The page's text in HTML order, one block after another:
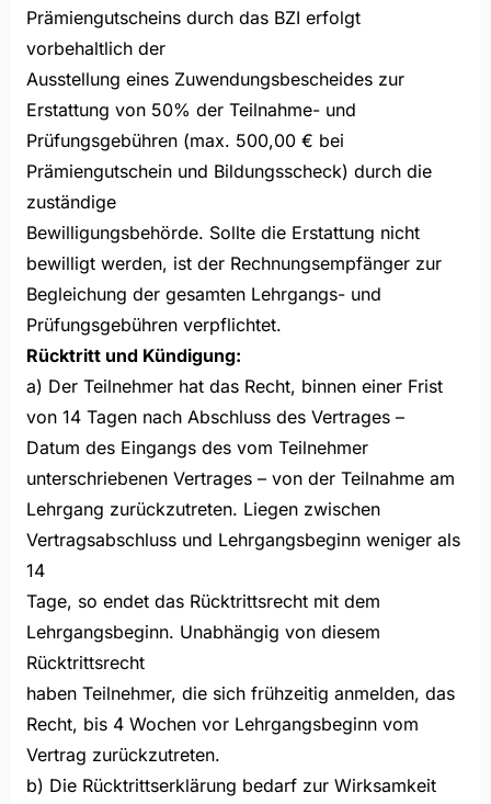
Prämiengutscheins durch das BZI erfolgt
vorbehaltlich der
Ausstellung eines Zuwendungsbescheides zur
Erstattung von 50% der Teilnahme- und
Prüfungsgebühren (max. 500,00 € bei
Prämiengutschein und Bildungsscheck) durch die
zuständige
Bewilligungsbehörde. Sollte die Erstattung nicht
bewilligt werden, ist der Rechnungsempfänger zur
Begleichung der gesamten Lehrgangs- und
Prüfungsgebühren verpflichtet.
Rücktritt und Kündigung:
a) Der Teilnehmer hat das Recht, binnen einer Frist
von 14 Tagen nach Abschluss des Vertrages –
Datum des Eingangs des vom Teilnehmer
unterschriebenen Vertrages – von der Teilnahme am
Lehrgang zurückzutreten. Liegen zwischen
Vertragsabschluss und Lehrgangsbeginn weniger als
14
Tage, so endet das Rücktrittsrecht mit dem
Lehrgangsbeginn. Unabhängig von diesem
Rücktrittsrecht
haben Teilnehmer, die sich frühzeitig anmelden, das
Recht, bis 4 Wochen vor Lehrgangsbeginn vom
Vertrag zurückzutreten.
b) Die Rücktrittserklärung bedarf zur Wirksamkeit